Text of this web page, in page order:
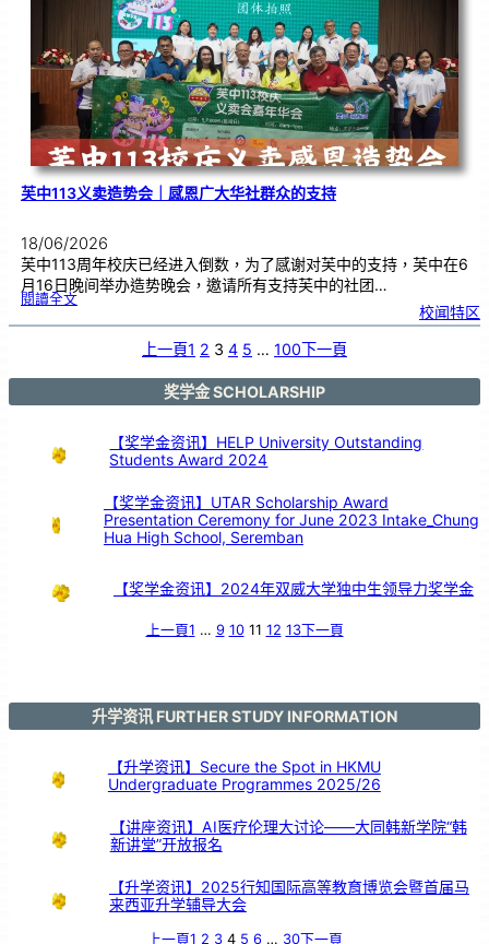
仪
式
芙中113义卖造势会｜感恩广大华社群众的支持
18/06/2026
芙中113周年校庆已经进入倒数，为了感谢对芙中的支持，芙中在6
月16日晚间举办造势晚会，邀请所有支持芙中的社团…
閱讀全文:芙
1
｜
广
校闻特区
上一頁1 2 3 4 5 … 100下一頁
奖学金 SCHOLARSHIP
【奖学金资讯】HELP University Outstanding
Students Award 2024
【奖学金资讯】UTAR Scholarship Award
Presentation Ceremony for June 2023 Intake_Chung
Hua High School, Seremban
【奖学金资讯】2024年双威大学独中生领导力奖学金
上一頁1 … 9 10 11 12 13下一頁
升学资讯 FURTHER STUDY INFORMATION
【升学资讯】Secure the Spot in HKMU
Undergraduate Programmes 2025/26
【讲座资讯】AI医疗伦理大讨论——大同韩新学院“韩
新讲堂”开放报名
【升学资讯】2025行知国际高等教育博览会暨首届马
来西亚升学辅导大会
上一頁1 2 3 4 5 6 … 30下一頁